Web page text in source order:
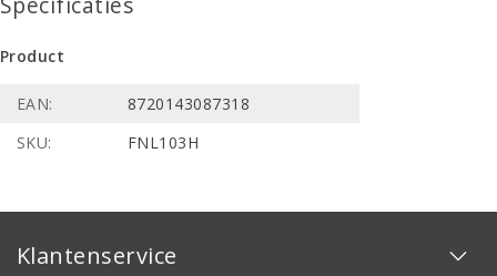
Product
EAN:
8720143087318
SKU:
FNL103H
Klantenservice